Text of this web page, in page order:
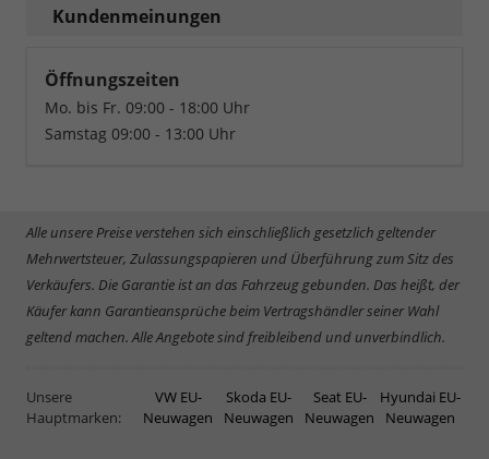
Kundenmeinungen
Öffnungszeiten
Mo. bis Fr. 09:00 - 18:00 Uhr
Samstag 09:00 - 13:00 Uhr
Alle unsere Preise verstehen sich einschließlich gesetzlich geltender
Mehrwertsteuer, Zulassungspapieren und Überführung zum Sitz des
Verkäufers. Die Garantie ist an das Fahrzeug gebunden. Das heißt, der
Käufer kann Garantieansprüche beim Vertragshändler seiner Wahl
geltend machen. Alle Angebote sind freibleibend und unverbindlich.
Unsere
Hauptmarken:
VW EU-
Neuwagen
Skoda EU-
Neuwagen
Seat EU-
Neuwagen
Hyundai EU-
Neuwagen